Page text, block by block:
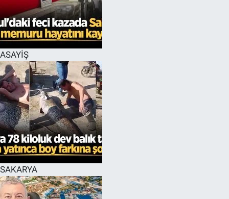
ASAYİŞ
SAKARYA
EĞİTİM
MAGAZİN
ÖZEL HABER
HALK54 PANORAMA